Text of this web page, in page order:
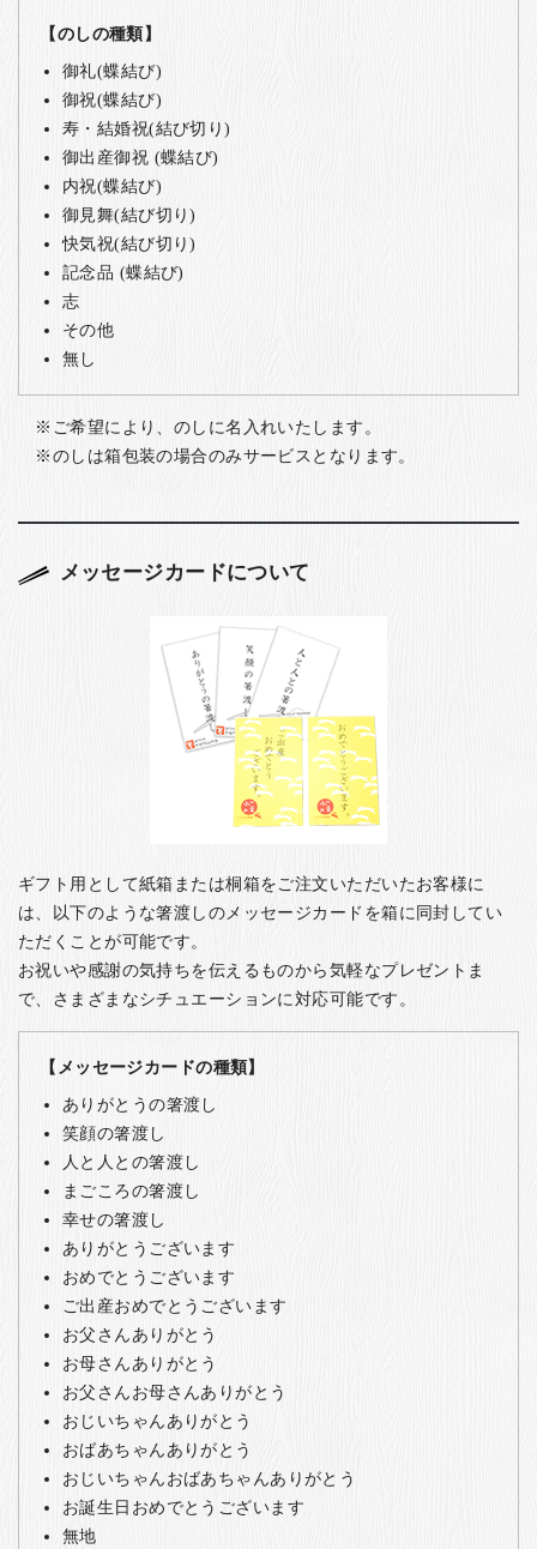
【のしの種類】
御礼(蝶結び)
御祝(蝶結び)
寿・結婚祝(結び切り)
御出産御祝 (蝶結び)
内祝(蝶結び)
御見舞(結び切り)
快気祝(結び切り)
記念品 (蝶結び)
志
その他
無し
ご希望により、のしに名入れいたします。
のしは箱包装の場合のみサービスとなります。
メッセージカードについて
ギフト用として紙箱または桐箱をご注文いただいたお客様に
は、以下のような箸渡しのメッセージカードを箱に同封してい
ただくことが可能です。
お祝いや感謝の気持ちを伝えるものから気軽なプレゼントま
で、さまざまなシチュエーションに対応可能です。
【メッセージカードの種類】
ありがとうの箸渡し
笑顔の箸渡し
人と人との箸渡し
まごころの箸渡し
幸せの箸渡し
ありがとうございます
おめでとうございます
ご出産おめでとうございます
お父さんありがとう
お母さんありがとう
お父さんお母さんありがとう
おじいちゃんありがとう
おばあちゃんありがとう
おじいちゃんおばあちゃんありがとう
お誕生日おめでとうございます
無地